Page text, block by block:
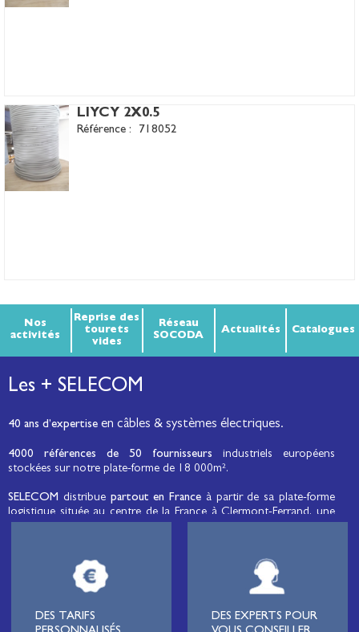
LIYCY 2X0.5
Référence : 718052
Nos
activités
Reprise des
tourets
vides
Réseau
SOCODA
Actualités Catalogues
Les + SELECOM
40 ans d’expertise en câbles & systèmes électriques.
4000 références de 50 fournisseurs industriels européens
stockées sur notre plate-forme de 18 000m².
SELECOM distribue partout en France à partir de sa plate-forme
logistique située au centre de la France à Clermont-Ferrand, une
, de matériel
d’éclairage public et d'éco-mobilité destinée aux professionnels de
Lignard, monteur de réseaux électriques, installateur électrique,
tableautier, collectivité, municipalité, exploitation agricole,
DES TARIFS
DES EXPERTS POUR